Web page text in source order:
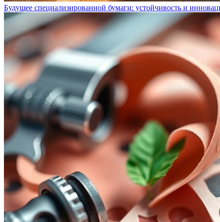
Будущее специализированной бумаги: устойчивость и